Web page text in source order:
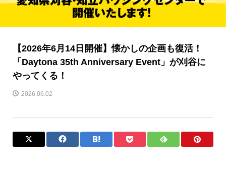
【2026年6月14日開催】懐かしの企画も復活！
「Daytona 35th Anniversary Event」が刈谷に
やってくる！
2026.06.02